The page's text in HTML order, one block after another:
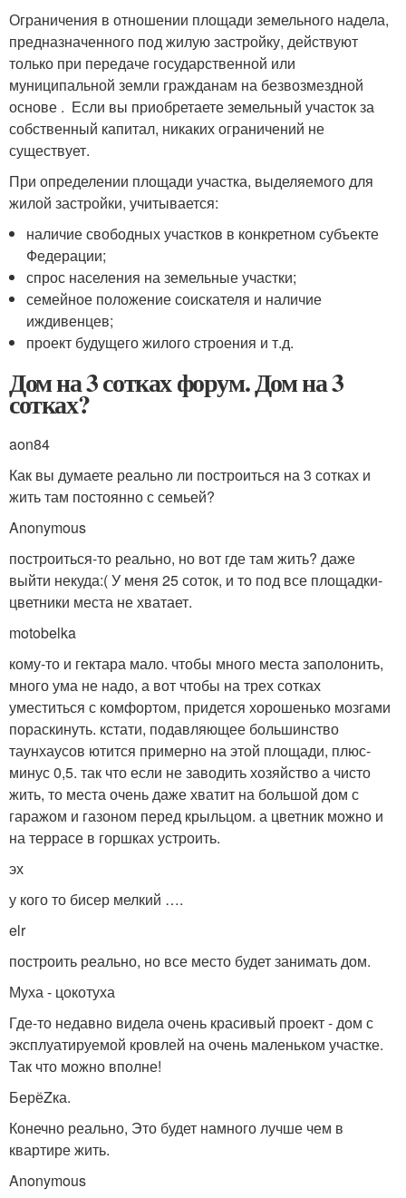
Ограничения в отношении площади земельного надела,
предназначенного под жилую застройку, действуют
только при передаче государственной или
муниципальной земли гражданам на безвозмездной
основе . Если вы приобретаете земельный участок за
собственный капитал, никаких ограничений не
существует.
При определении площади участка, выделяемого для
жилой застройки, учитывается:
наличие свободных участков в конкретном субъекте
Федерации;
спрос населения на земельные участки;
семейное положение соискателя и наличие
иждивенцев;
проект будущего жилого строения и т.д.
Дом на 3 сотках форум. Дом на 3
сотках?
aon84
Как вы думаете реально ли построиться на 3 сотках и
жить там постоянно с семьей?
Anonymous
построиться-то реально, но вот где там жить? даже
выйти некуда:( У меня 25 соток, и то под все площадки-
цветники места не хватает.
motobelka
кому-то и гектара мало. чтобы много места заполонить,
много ума не надо, а вот чтобы на трех сотках
уместиться с комфортом, придется хорошенько мозгами
пораскинуть. кстати, подавляющее большинство
таунхаусов ютится примерно на этой площади, плюс-
минус 0,5. так что если не заводить хозяйство а чисто
жить, то места очень даже хватит на большой дом с
гаражом и газоном перед крыльцом. а цветник можно и
на террасе в горшках устроить.
эх
у кого то бисер мелкий ….
elr
построить реально, но все место будет занимать дом.
Муха - цокотуха
Где-то недавно видела очень красивый проект - дом с
эксплуатируемой кровлей на очень маленьком участке.
Так что можно вполне!
БерёZка.
Конечно реально, Это будет намного лучше чем в
квартире жить.
Anonymous